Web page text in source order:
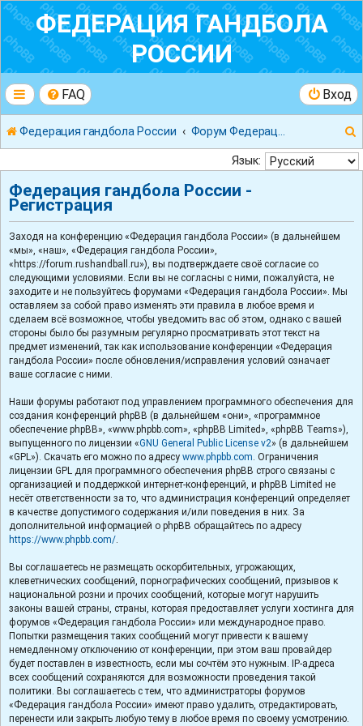
ФЕДЕРАЦИЯ ГАНДБОЛА
РОССИИ
FAQ Вход
Федерация гандбола России
Язык:
Федерация гандбола России -
Регистрация
Заходя на конференцию «Федерация гандбола России» (в дальнейшем
«мы», «наш», «Федерация гандбола России»,
«https://forum.rushandball.ru»), вы подтверждаете своё согласие со
следующими условиями. Если вы не согласны с ними, пожалуйста, не
заходите и не пользуйтесь форумами «Федерация гандбола России». Мы
оставляем за собой право изменять эти правила в любое время и
сделаем всё возможное, чтобы уведомить вас об этом, однако с вашей
стороны было бы разумным регулярно просматривать этот текст на
предмет изменений, так как использование конференции «Федерация
гандбола России» после обновления/исправления условий означает
ваше согласие с ними.
Наши форумы работают под управлением программного обеспечения для
создания конференций phpBB (в дальнейшем «они», «программное
обеспечение phpBB», «www.phpbb.com», «phpBB Limited», «phpBB Teams»),
выпущенного по лицензии «GNU General Public License v2» (в дальнейшем
«GPL»). Скачать его можно по адресу www.phpbb.com. Ограничения
лицензии GPL для программного обеспечения phpBB строго связаны с
организацией и поддержкой интернет-конференций, и phpBB Limited не
несёт ответственности за то, что администрация конференций определяет
в качестве допустимого содержания и/или поведения в них. За
дополнительной информацией о phpBB обращайтесь по адресу
https://www.phpbb.com/.
Вы соглашаетесь не размещать оскорбительных, угрожающих,
клеветнических сообщений, порнографических сообщений, призывов к
национальной розни и прочих сообщений, которые могут нарушить
законы вашей страны, страны, которая предоставляет услуги хостинга для
форумов «Федерация гандбола России» или международное право.
Попытки размещения таких сообщений могут привести к вашему
немедленному отключению от конференции, при этом ваш провайдер
будет поставлен в известность, если мы сочтём это нужным. IP-адреса
всех сообщений сохраняются для возможности проведения такой
политики. Вы соглашаетесь с тем, что администраторы форумов
«Федерация гандбола России» имеют право удалить, отредактировать,
перенести или закрыть любую тему в любое время по своему усмотрению.